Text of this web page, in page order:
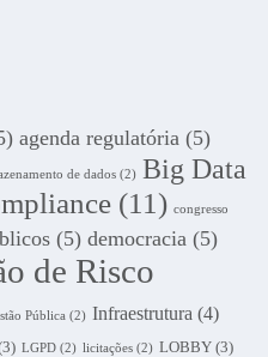
agenda regulatória (5)
de dados (2) Big Data
(11) congresso
(5) democracia (5)
de Risco
Pública (2) Infraestrutura (4)
LGPD (2) licitações (2) LOBBY (3)